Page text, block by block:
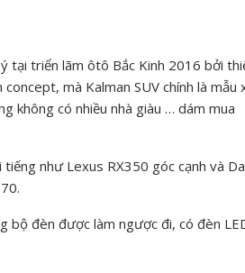
tại triển lãm ôtô Bắc Kinh 2016 bởi
mà Kalman SUV chính là mẫu
không có nhiều nhà giàu … dám mua
tiếng như Lexus RX350 góc cạnh và
bộ đèn được làm ngược đi, có đèn